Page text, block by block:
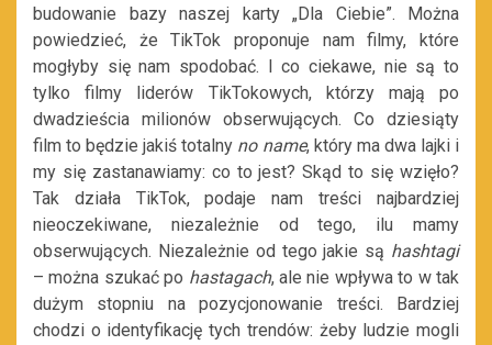
budowanie bazy naszej karty „Dla Ciebie”. Można
powiedzieć, że TikTok proponuje nam filmy, które
mogłyby się nam spodobać. I co ciekawe, nie są to
tylko filmy liderów TikTokowych, którzy mają po
dwadzieścia milionów obserwujących. Co dziesiąty
film to będzie jakiś totalny no name, który ma dwa lajki i
my się zastanawiamy: co to jest? Skąd to się wzięło?
Tak działa TikTok, podaje nam treści najbardziej
nieoczekiwane, niezależnie od tego, ilu mamy
obserwujących. Niezależnie od tego jakie są hashtagi
– można szukać po hastagach, ale nie wpływa to w tak
dużym stopniu na pozycjonowanie treści. Bardziej
chodzi o identyfikację tych trendów: żeby ludzie mogli